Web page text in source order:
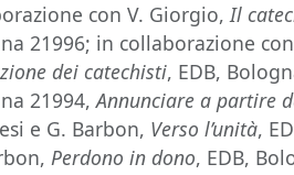
con V. Giorgio,Il
21996; in collaborazione
dei catechisti, EDB,
21994,Annunciare a partire
e G. Barbon, Verso l’unità,
Perdono in dono, EDB,